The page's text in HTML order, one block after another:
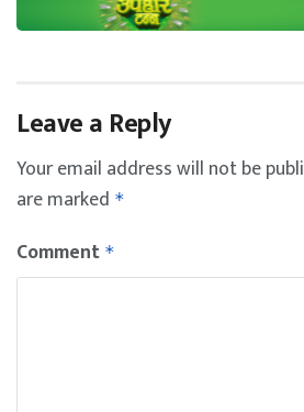
Leave a Reply
Your email address will not be
are marked *
Comment *